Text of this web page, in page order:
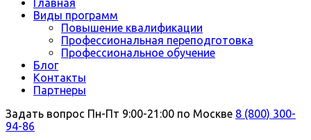
Главная
Виды программ
Повышение квалификации
Профессиональная переподготовка
Профессиональное обучение
Блог
Контакты
Партнеры
Задать вопрос Пн-Пт 9:00-21:00 по Москве 8 (800) 300-
94-86